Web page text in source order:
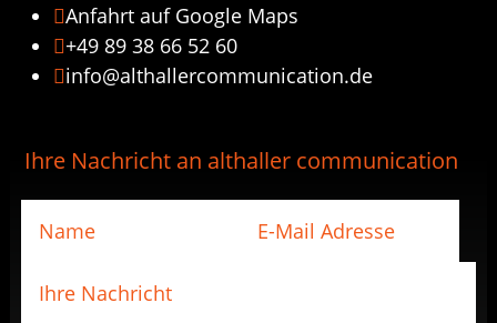
Anfahrt auf Google Maps
+49 89 38 66 52 60
info@althallercommunication.de
Ihre Nachricht an althaller communication